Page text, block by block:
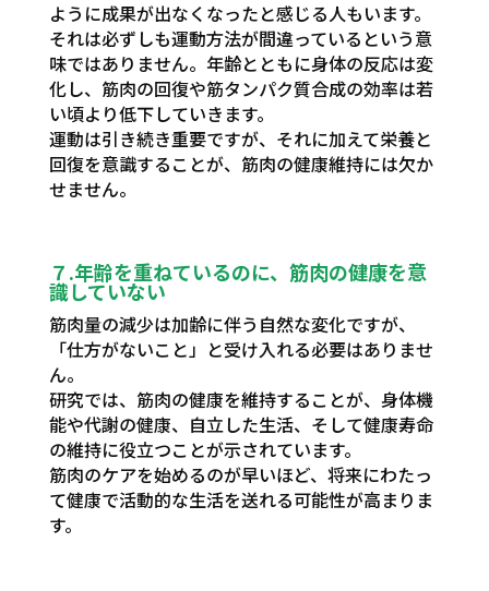
ように成果が出なくなったと感じる人もいます。
それは必ずしも運動方法が間違っているという意
味ではありません。年齢とともに身体の反応は変
化し、筋肉の回復や筋タンパク質合成の効率は若
い頃より低下していきます。
運動は引き続き重要ですが、それに加えて栄養と
回復を意識することが、筋肉の健康維持には欠か
せません。
７.年齢を重ねているのに、筋肉の健康を意
識していない
筋肉量の減少は加齢に伴う自然な変化ですが、
「仕方がないこと」と受け入れる必要はありませ
ん。
研究では、筋肉の健康を維持することが、身体機
能や代謝の健康、自立した生活、そして健康寿命
の維持に役立つことが示されています。
筋肉のケアを始めるのが早いほど、将来にわたっ
て健康で活動的な生活を送れる可能性が高まりま
す。